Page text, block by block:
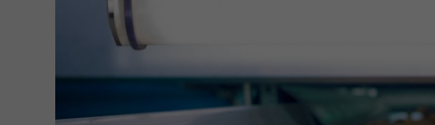
Accept All Save Refuse